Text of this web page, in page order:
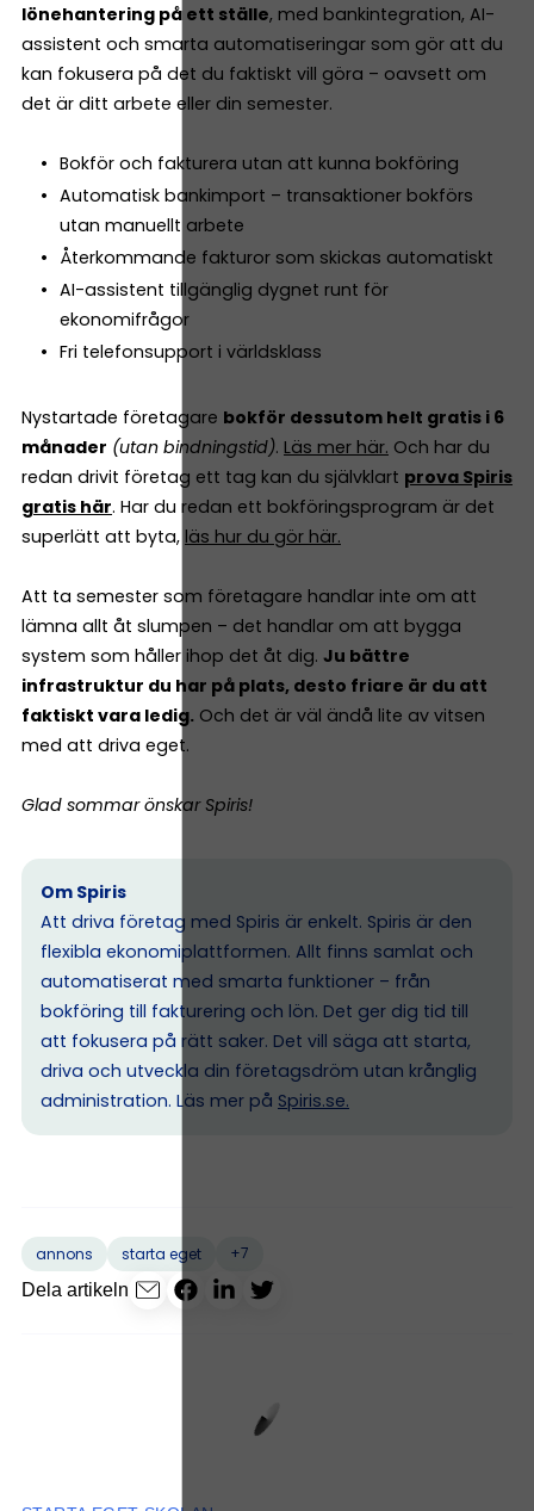
lönehantering på ett ställe, med bankintegration, AI-
assistent och smarta automatiseringar som gör att du
kan fokusera på det du faktiskt vill göra – oavsett om
det är ditt arbete eller din semester.
Bokför och fakturera utan att kunna bokföring
Automatisk bankimport – transaktioner bokförs
utan manuellt arbete
Återkommande fakturor som skickas automatiskt
AI-assistent tillgänglig dygnet runt för
ekonomifrågor
Fri telefonsupport i världsklass
Nystartade företagare bokför dessutom helt gratis i 6
månader (utan bindningstid). Läs mer här. Och har du
redan drivit företag ett tag kan du självklart prova Spiris
gratis här. Har du redan ett bokföringsprogram är det
superlätt att byta, läs hur du gör här.
Att ta semester som företagare handlar inte om att
lämna allt åt slumpen – det handlar om att bygga
system som håller ihop det åt dig. Ju bättre
infrastruktur du har på plats, desto friare är du att
faktiskt vara ledig. Och det är väl ändå lite av vitsen
med att driva eget.
Glad sommar önskar Spiris!
Om Spiris
Att driva företag med Spiris är enkelt. Spiris är den
flexibla ekonomiplattformen. Allt finns samlat och
automatiserat med smarta funktioner – från
bokföring till fakturering och lön. Det ger dig tid till
att fokusera på rätt saker. Det vill säga att starta,
driva och utveckla din företagsdröm utan krånglig
administration. Läs mer på Spiris.se.
annons starta eget
+7
Dela artikeln